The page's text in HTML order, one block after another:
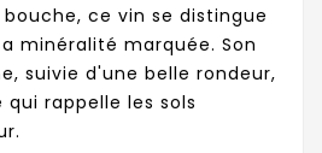
ce vin se distingue
minéralité marquée. Son
suivie d'une belle rondeur,
rappelle les sols